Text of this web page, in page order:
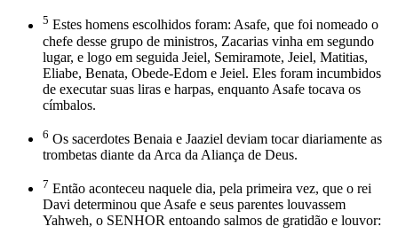
5 Estes homens escolhidos foram: Asafe, que foi nomeado o
chefe desse grupo de ministros, Zacarias vinha em segundo
lugar, e logo em seguida Jeiel, Semiramote, Jeiel, Matitias,
Eliabe, Benata, Obede-Edom e Jeiel. Eles foram incumbidos
de executar suas liras e harpas, enquanto Asafe tocava os
címbalos.
6 Os sacerdotes Benaia e Jaaziel deviam tocar diariamente as
trombetas diante da Arca da Aliança de Deus.
7 Então aconteceu naquele dia, pela primeira vez, que o rei
Davi determinou que Asafe e seus parentes louvassem
Yahweh, o SENHOR entoando salmos de gratidão e louvor: